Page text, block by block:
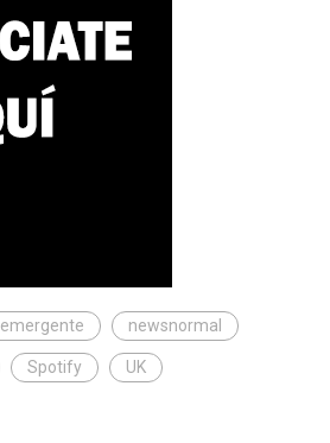
emergente newsnormal
Spotify UK